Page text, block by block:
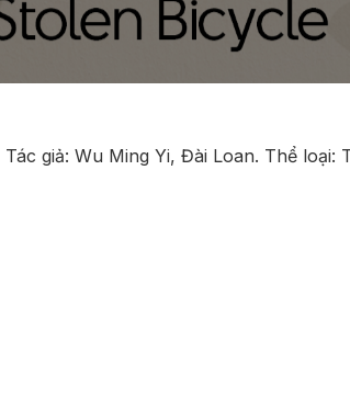
Tác giả: Wu Ming Yi, Đài Loan. Thể loại: